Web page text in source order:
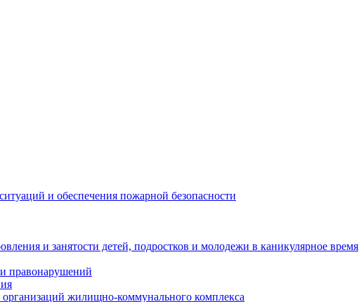
и обеспечения пожарной безопасности
и занятости детей, подростков и молодежи в каникулярное время
правонарушений
жилищно-коммунального комплекса